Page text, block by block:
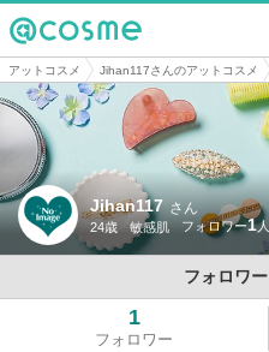
@cosme
アットコスメ Jihan117さんのアットコスメ
Jihan117 さん
24歳 敏感肌 1
フォロワー
1
フォロワー